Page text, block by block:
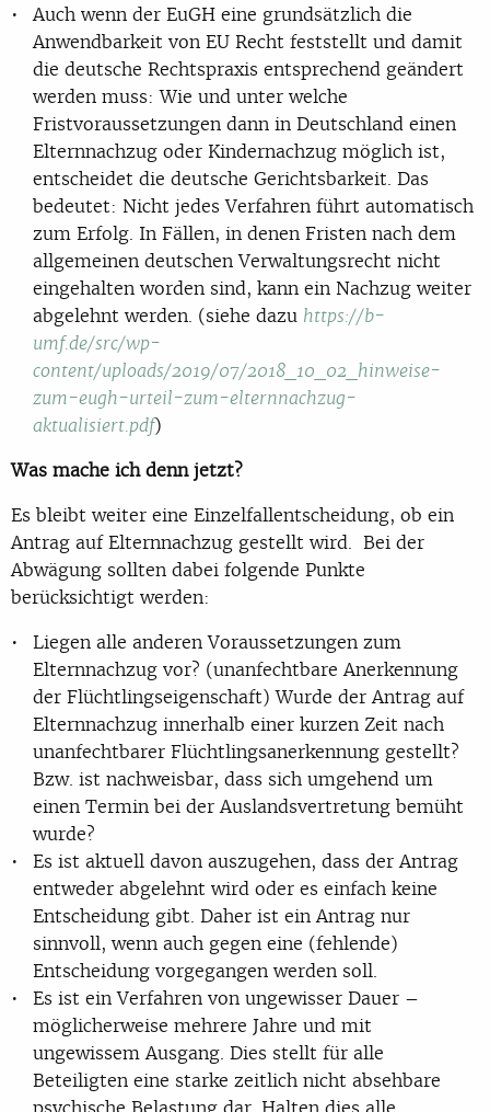
Auch wenn der EuGH eine grundsätzlich die
Anwendbarkeit von EU Recht feststellt und damit
die deutsche Rechtspraxis entsprechend geändert
werden muss: Wie und unter welche
Fristvoraussetzungen dann in Deutschland einen
Elternnachzug oder Kindernachzug möglich ist,
entscheidet die deutsche Gerichtsbarkeit. Das
bedeutet: Nicht jedes Verfahren führt automatisch
zum Erfolg. In Fällen, in denen Fristen nach dem
allgemeinen deutschen Verwaltungsrecht nicht
eingehalten worden sind, kann ein Nachzug weiter
abgelehnt werden. (siehe dazu https://b-
umf.de/src/wp-
content/uploads/2019/07/2018_10_02_hinweise-
zum-eugh-urteil-zum-elternnachzug-
aktualisiert.pdf)
Was mache ich denn jetzt?
Es bleibt weiter eine Einzelfallentscheidung, ob ein
Antrag auf Elternnachzug gestellt wird. Bei der
Abwägung sollten dabei folgende Punkte
berücksichtigt werden:
Liegen alle anderen Voraussetzungen zum
Elternnachzug vor? (unanfechtbare Anerkennung
der Flüchtlingseigenschaft) Wurde der Antrag auf
Elternnachzug innerhalb einer kurzen Zeit nach
unanfechtbarer Flüchtlingsanerkennung gestellt?
Bzw. ist nachweisbar, dass sich umgehend um
einen Termin bei der Auslandsvertretung bemüht
wurde?
Es ist aktuell davon auszugehen, dass der Antrag
entweder abgelehnt wird oder es einfach keine
Entscheidung gibt. Daher ist ein Antrag nur
sinnvoll, wenn auch gegen eine (fehlende)
Entscheidung vorgegangen werden soll.
Es ist ein Verfahren von ungewisser Dauer –
möglicherweise mehrere Jahre und mit
ungewissem Ausgang. Dies stellt für alle
Beteiligten eine starke zeitlich nicht absehbare